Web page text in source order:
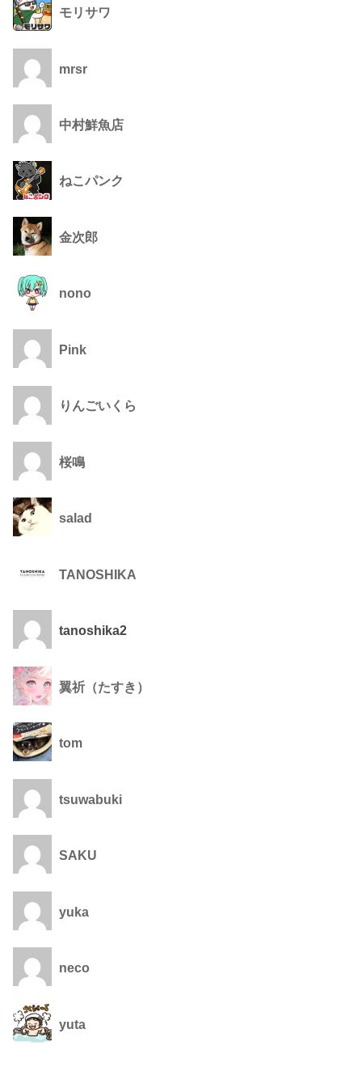
モリサワ
mrsr
中村鮮魚店
ねこパンク
金次郎
nono
Pink
りんごいくら
桜鳴
salad
TANOSHIKA
tanoshika2
翼祈（たすき）
tom
tsuwabuki
SAKU
yuka
neco
yuta